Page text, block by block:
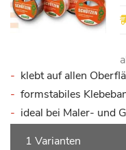
klebt auf allen
formstabiles
ideal bei Maler- und
1 Varianten